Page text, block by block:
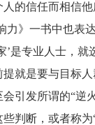
的信任而相信他
力》一书中也表
’是专业人士，
就是要与目标
引发所谓的“逆
判断，或者称